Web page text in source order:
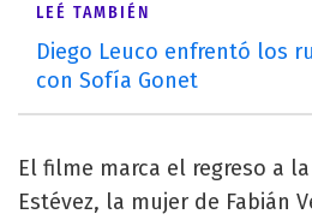
LEÉ TAMBIÉN
Diego Leuco enfrentó los
con Sofía Gonet
El filme marca el regreso a
Estévez, la mujer de Fabián